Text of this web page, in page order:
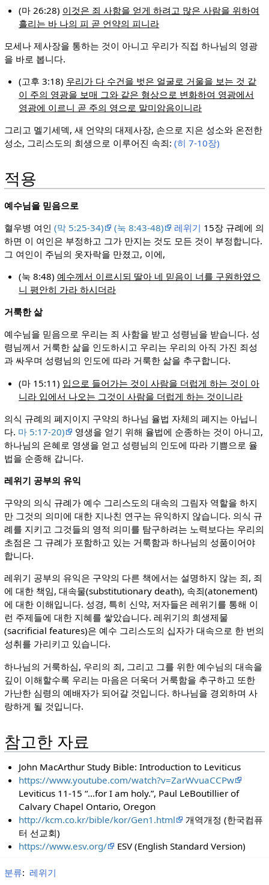
(마 26:28) 이것은 죄 사함을 얻게 하려고 많은 사람을 위하여
흘리는 바 나의 피 곧 언약의 피니라
모세나 제사장을 통하는 것이 아니고 우리가 직접 하나님의 영광
을 바로 봅니다.
(고후 3:18) 우리가 다 수건을 벗은 얼굴로 거울을 보는 것 같
이 주의 영광을 보매 그와 같은 형상으로 변화하여 영광에서
영광에 이르니 곧 주의 영으로 말미암음이니라
그리고 멜기세덱, 새 언약의 대제사장, 손으로 지은 성소와 온전한
성소, 그리스도의 희생으로 이루어진 속죄: (히 7-10장)
적용
예수님을 믿음으로
혈우병 여인 (막 5:25-34) (눅 8:43-48) 레위기 15장 규례에 의
하면 이 여인은 부정하고 그가 만지는 것도 모든 것이 부정합니다.
그 여인이 주님의 옷자락을 만졌고, 이에,
(눅 8:48)예수께서 이르시되 딸아 네 믿음이 너를 구원하였으
니 평안히 가라 하시더라
거룩한 삶
예수님을 믿음으로 우리는 죄 사함을 받고 성령님을 받습니다. 성
령님께서 거룩한 삶을 인도하시고 우리는 우리의 아직 가진 죄성
과 싸우며 성령님의 인도에 따라 거룩한 삶을 추구합니다.
(마 15:11) 입으로 들어가는 것이 사람을 더럽게 하는 것이 아
니라 입에서 나오는 그것이 사람을 더럽게 하는 것이니라
의식 규례의 폐지이지 구약의 하나님 율법 자체의 폐지는 아닙니
다. 마 5:17-20)
영생을 얻기 위해 율법에 순종하는 것이 아니고,
하나님의 은혜로 영생을 얻고 성령님의 인도에 따라 기쁨으로 율
법을 순종해 갑니다.
레위기 공부의 유익
구약의 의식 규례가 예수 그리스도의 대속의 그림자 역할을 하지
만 그것의 의미에 대한 지나친 연구는 유익하지 않습니다. 의식 규
례를 지키고 그것들의 영적 의미를 탐구하려는 노력보다는 우리의
초점은 그 규례가 포함하고 있는 거룩함과 하나님의 성품이어야
합니다.
레위기 공부의 유익은 구약의 다른 책에서는 설명하지 않는 죄, 죄
에 대한 책임, 대속물(substitutionary death), 속죄(atonement)
에 대한 이해입니다. 성경, 특히 신약, 저자들은 레위기를 통해 이
런 주제들에 대한 지혜를 쌓았습니다. 레위기의 희생제물
(sacrificial features)은 예수 그리스도의 십자가 대속으로 한 번의
성취를 가리키고 있습니다.
하나님의 거룩하심, 우리의 죄, 그리고 그를 위한 예수님의 대속을
깊이 이해할수록 우리는 마음은 더욱더 거룩함을 추구하고 또한
가난한 심령의 예배자가 되어갈 것입니다. 하나님을 경외하며 사
랑하게 될 것입니다.
참고한 자료
John MacArthur Study Bible: Introduction to Leviticus
https://www.youtube.com/watch?v=ZarWvuaCCPw
Leviticus 11-15 “…for I am holy.”, Paul LeBoutillier of
Calvary Chapel Ontario, Oregon
http://kcm.co.kr/bible/kor/Gen1.html
개역개정 (한국컴퓨
터 선교회)
https://www.esv.org/
ESV (English Standard Version)
분류: 레위기